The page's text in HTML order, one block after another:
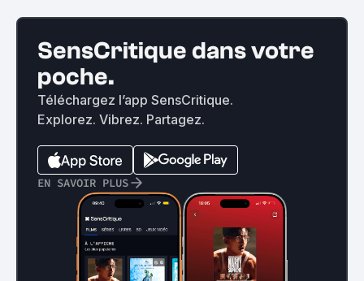
SensCritique dans votre
poche.
Téléchargez l’app SensCritique.
Explorez. Vibrez. Partagez.
EN SAVOIR PLUS